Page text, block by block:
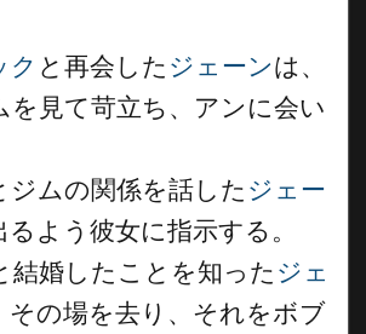
ク と再会した ジェーンは、
を見て苛立ち、アンに会い
ジムの関係を話した ジェー
よう彼女に指示する。
結婚したことを知った ジェ
その場を去り、それをボブ